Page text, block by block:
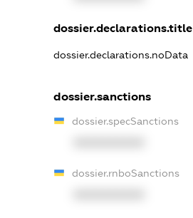
dossier.declarations.title
dossier.declarations.noData
dossier.sanctions
dossier.specSanctions
dossier.rnboSanctions